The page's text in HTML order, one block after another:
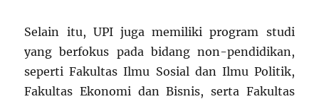
Selain itu, UPI juga memiliki program studi
yang berfokus pada bidang non-pendidikan,
seperti Fakultas Ilmu Sosial dan Ilmu Politik,
Fakultas Ekonomi dan Bisnis, serta Fakultas